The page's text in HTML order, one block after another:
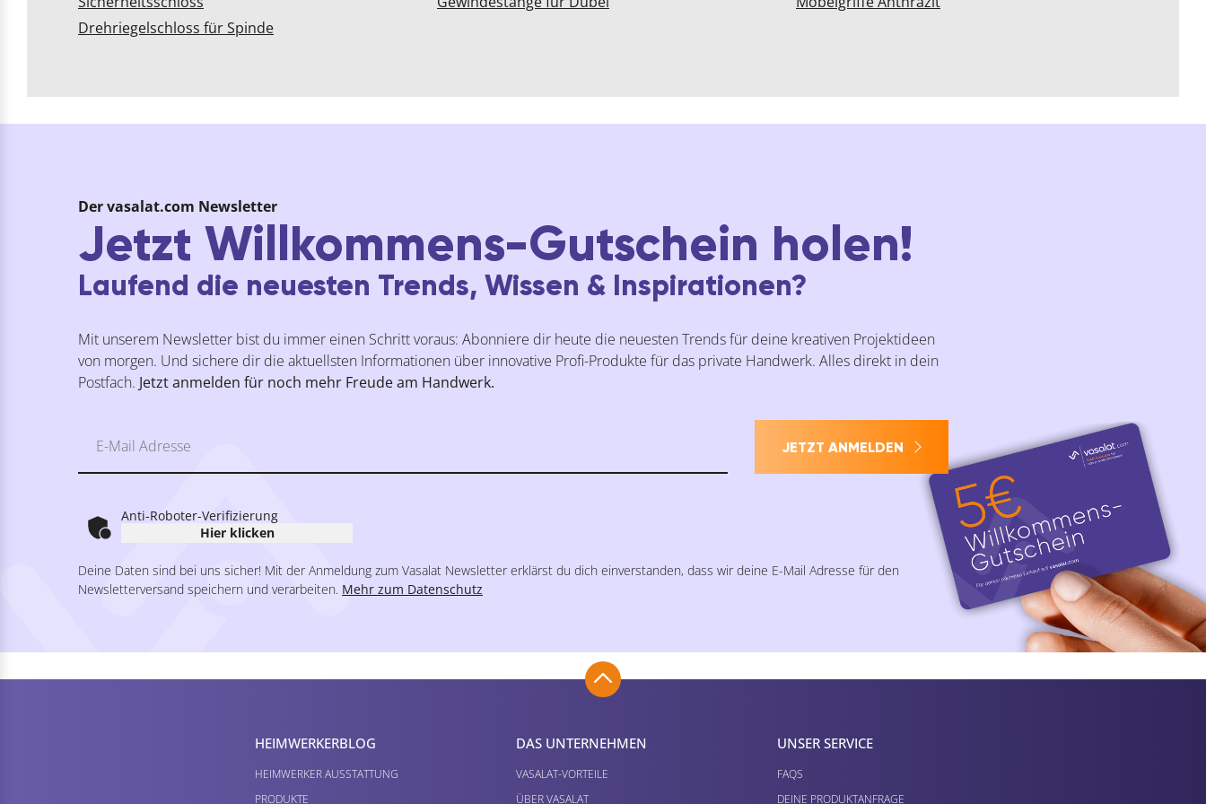
Drehriegelschloss für Spinde
Der vasalat.com Newsletter
Jetzt Willkommens-Gutschein holen!
Laufend die neuesten Trends, Wissen & Inspirationen?
Mit unserem Newsletter bist du immer einen Schritt voraus: Abonniere dir heute die neuesten Trends für deine kreativen Projektideen
von morgen. Und sichere dir die aktuellsten Informationen über innovative Profi-Produkte für das private Handwerk. Alles direkt in dein
Postfach. Jetzt anmelden für noch mehr Freude am Handwerk.
JETZT ANMELDEN
Anti-Roboter-Verifizierung
Hier klicken
Deine Daten sind bei uns sicher! Mit der Anmeldung zum Vasalat Newsletter erklärst du dich einverstanden, dass wir deine E-Mail Adresse für den
Newsletterversand speichern und verarbeiten. Mehr zum Datenschutz
HEIMWERKER­BLOG
HEIMWERKER AUSSTATTUNG
PRODUKTE
DAS UNTERNEHMEN
VASALAT-VORTEILE
ÜBER VASALAT
UNSER SERVICE
FAQS
DEINE PRODUKTANFRAGE